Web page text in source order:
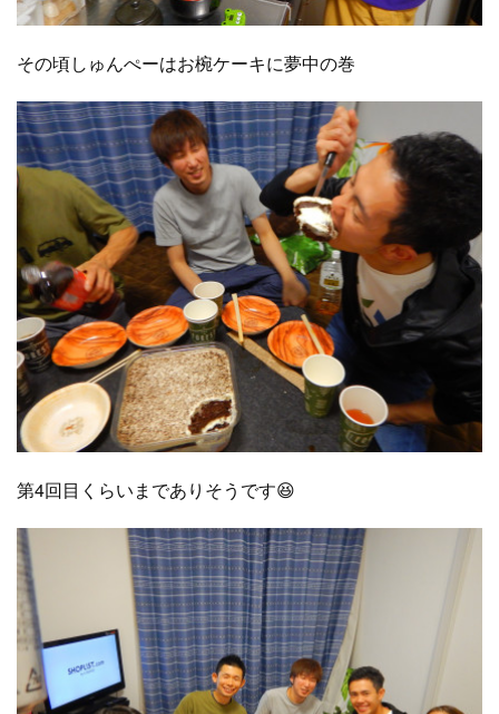
その頃しゅんぺーはお椀ケーキに夢中の巻
第4回目くらいまでありそうです😆